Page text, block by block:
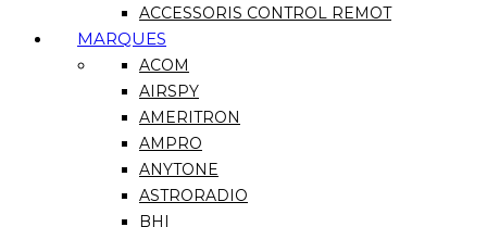
ACCESSORIS CONTROL REMOT
MARQUES
ACOM
AIRSPY
AMERITRON
AMPRO
ANYTONE
ASTRORADIO
BHI